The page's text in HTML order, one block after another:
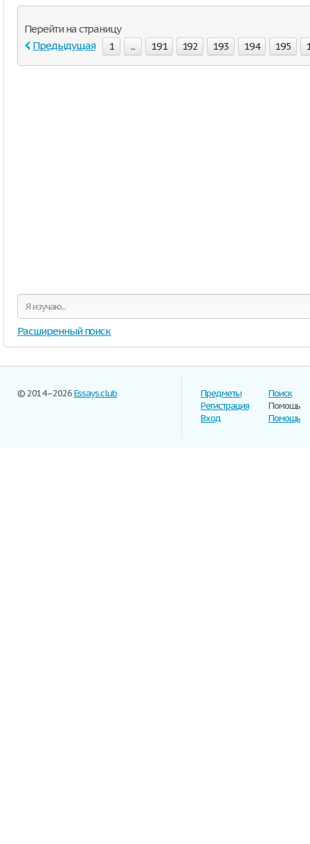
Перейти на страницу
Предыдущая
1 ... 191 192 193 194 195
Расширенный поиск
© 2014–2026Essays.club
Предметы
Регистрация
Вход
Поиск
Помощь
Помощь